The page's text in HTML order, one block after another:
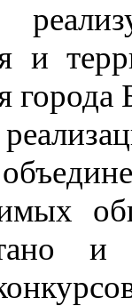
и
города